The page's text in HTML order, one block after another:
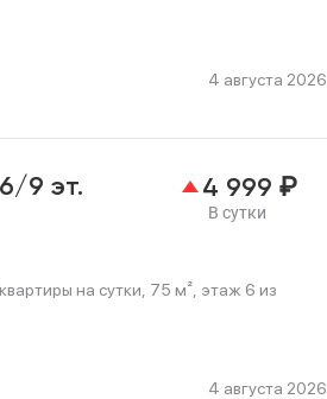
4 августа 2026
6/9 эт. 4 999 ₽
В сутки
на сутки, 75 м², этаж 6 из
4 августа 2026